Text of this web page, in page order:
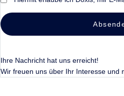
Ihre Nachricht hat uns erreicht!
Wir freuen uns über Ihr Interesse und